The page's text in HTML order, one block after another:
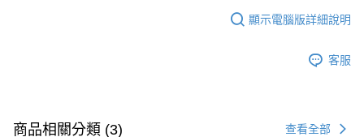
顯示電腦版詳細說明
客服
商品相關分類 (3) 查看全部